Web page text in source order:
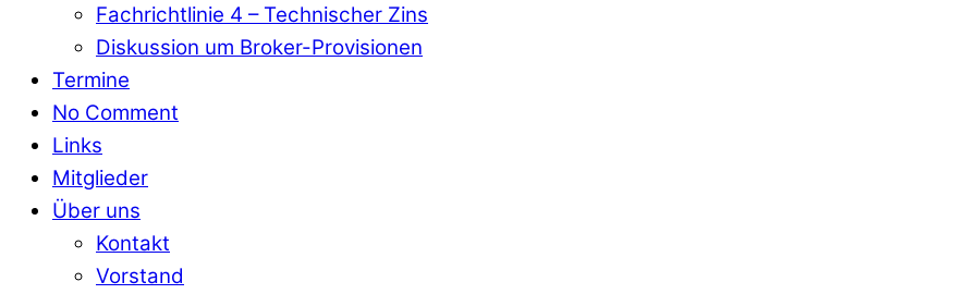
Fachrichtlinie 4 – Technischer Zins
Diskussion um Broker-Provisionen
Termine
No Comment
Links
Mitglieder
Über uns
Kontakt
Vorstand